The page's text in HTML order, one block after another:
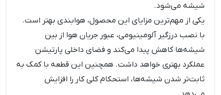
شیشه می‌شود.
یکی از مهم‌ترین مزایای این محصول، هوابندی بهتر است.
با نصب درزگیر آلومینیومی، عبور جریان هوا از بین
شیشه‌ها کاهش پیدا می‌کند و فضای داخلی پارتیشن
عملکرد بهتری خواهد داشت. همچنین این قطعه با کمک به
ثابت‌تر شدن شیشه‌ها، استحکام کلی کار را افزایش